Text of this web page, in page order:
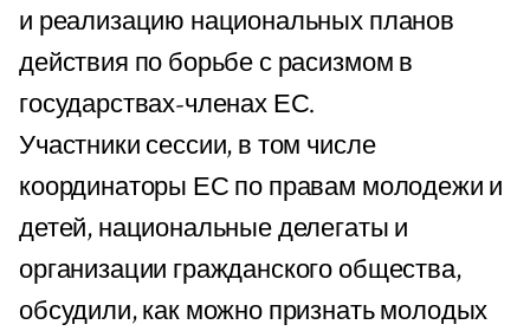
и реализацию национальных планов
действия по борьбе с расизмом в
государствах-членах ЕС.
Участники сессии, в том числе
координаторы ЕС по правам молодежи и
детей, национальные делегаты и
организации гражданского общества,
обсудили, как можно признать молодых